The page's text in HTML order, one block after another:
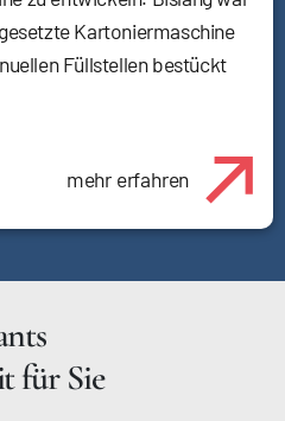
Kartoniermaschine
Füllstellen bestückt
mehr erfahren
für Sie